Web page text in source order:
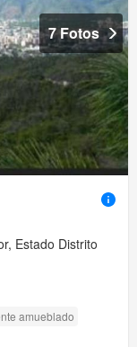
7 Fotos
Estado Distrito
amueblado